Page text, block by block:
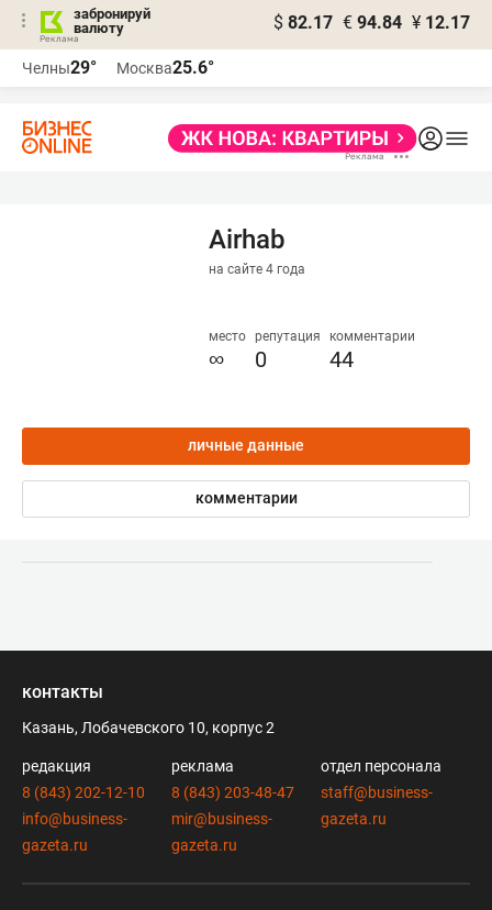
забронируй
валюту
$ 82.17 € 94.84 ¥ 12.17
Челны29° Москва25.6°
Airhab
на сайте 4 года
место
∞
репутация
0
комментарии
44
личные данные
комментарии
контакты
Казань, Лобачевского 10, корпус 2
редакция
8 (843) 202-12-10
info@business-
gazeta.ru
реклама
8 (843) 203-48-47
mir@business-
gazeta.ru
отдел персонала
staff@business-
gazeta.ru